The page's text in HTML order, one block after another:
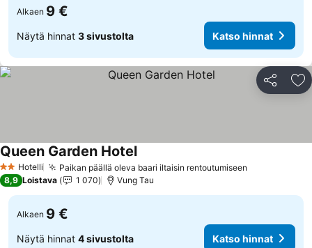
Alkaen 9 €
Näytä hinnat 3 sivustolta Katso hinnat
Jaa
2 Tähtiluokitus
Hotelli Paikan päällä oleva baari iltaisin rentoutumiseen
Queen Garden Hotel
8,9 Loistava 1 070 Vung Tau
Alkaen 9 €
Näytä hinnat 4 sivustolta Katso hinnat